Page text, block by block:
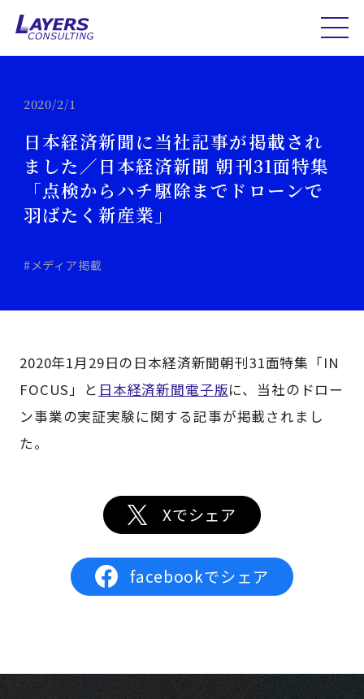
2020/2/1
日本経済新聞に当社記事が掲載され
ました／日本経済新聞 朝刊31面特集
「点検からハチ駆除までドローンで
羽ばたく新産業」
#メディア掲載
2020年1月29日の日本経済新聞朝刊31面特集「IN
FOCUS」と 日本経済新聞電子版に、当社のドロー
ン事業の実証実験に関する記事が掲載されまし
た。
Xでシェア
facebookでシェア